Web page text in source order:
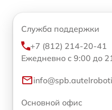
Служба поддержки
+7 (812) 214-20-41
Ежедневно с 9:00 до
Основной офис